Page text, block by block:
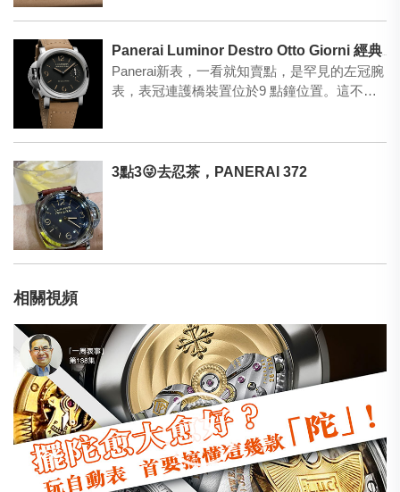
Panerai新表，一看就知賣點，是罕見的左冠腕
表，表冠連護橋裝置位於9 點鐘位置。這不是
3點3😜去忍茶，PANERAI 372
相關視頻